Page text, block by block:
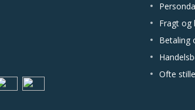
Fragt og
Betaling
Ofte